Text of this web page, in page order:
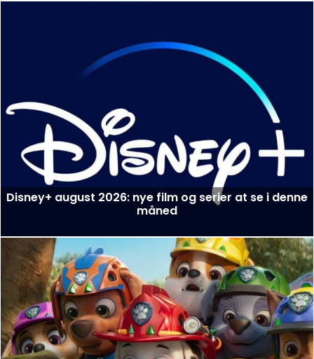
Disney+ august 2026: nye film og serier at se i denne
måned